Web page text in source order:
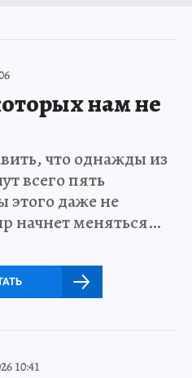
нам не
что однажды из
всего пять
этого даже не
начнет меняться…
10:41